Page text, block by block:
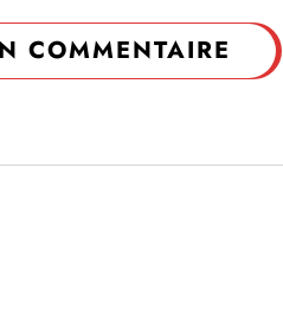
COMMENTAIRE